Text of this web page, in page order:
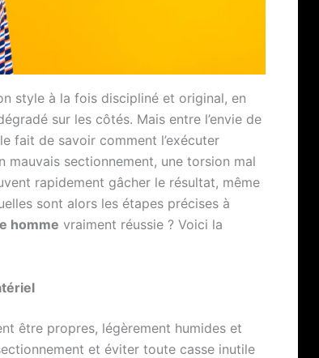
style à la fois discipliné et original, en
sur les côtés. Mais entre l’envie de
fait de savoir comment l’exécuter
mauvais sectionnement, une torsion mal
rapidement gâcher le résultat, même
sont alors les étapes précises à
homme vraiment réussie ? Voici la
être propres, légèrement humides et
et éviter toute casse inutile